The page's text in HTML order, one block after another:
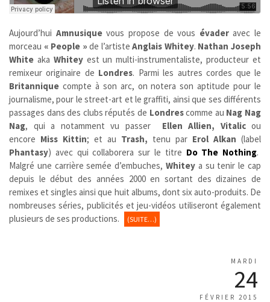
Aujourd’hui Amnusiquevous propose de vous évaderavec le
morceau « People » de l’artisteAnglais Whitey. Nathan Joseph
White aka Whiteyest un multi-instrumentaliste, producteur et
remixeur originaire de Londres. Parmi les autres cordes que le
Britannique compte à son arc, on notera son aptitude pour le
journalisme, pour le street-art et le graffiti, ainsi que ses différents
passages dans des clubs réputés de Londrescomme au Nag Nag
Nag, qui a notamment vu passer Ellen Allien, Vitalic ou
encore Miss Kittin; et au Trash, tenu par Erol Alkan (label
Phantasy) avec qui collaborera sur le titre Do The Nothing.
Malgré une carrière semée d’embuches, Whitey a su tenir le cap
depuis le début des années 2000 en sortant des dizaines de
remixes et singles ainsi que huit albums, dont six auto-produits. De
nombreuses séries, publicités et jeu-vidéos utiliseront également
plusieurs de ses productions.
(SUITE…)
MARDI
24
FÉVRIER 2015